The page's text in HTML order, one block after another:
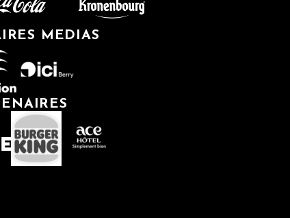
MEDIAS